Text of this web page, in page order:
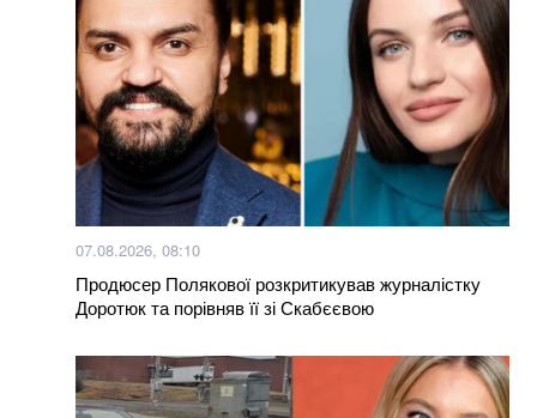
Кого немає на військовому обліку: податкова
передасть Міноборони дані про чоловіків
Чому Зеленський призначив Умєрова главою СЗР і
що буде далі (ФОТО)
Окупанти завдали удару по мосту у Чернігівській
області: деталі
Уряд розширив повноваження військкоматів: що
тепер можуть ТЦК
Більше новин
07.08.2026, 08:10
Продюсер Полякової розкритикував журналістку
Доротюк та порівняв її зі Скабєєвою